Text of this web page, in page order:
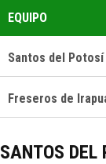
EQUIPO
Santos del Potosí
Freseros de
SANTOS DEL